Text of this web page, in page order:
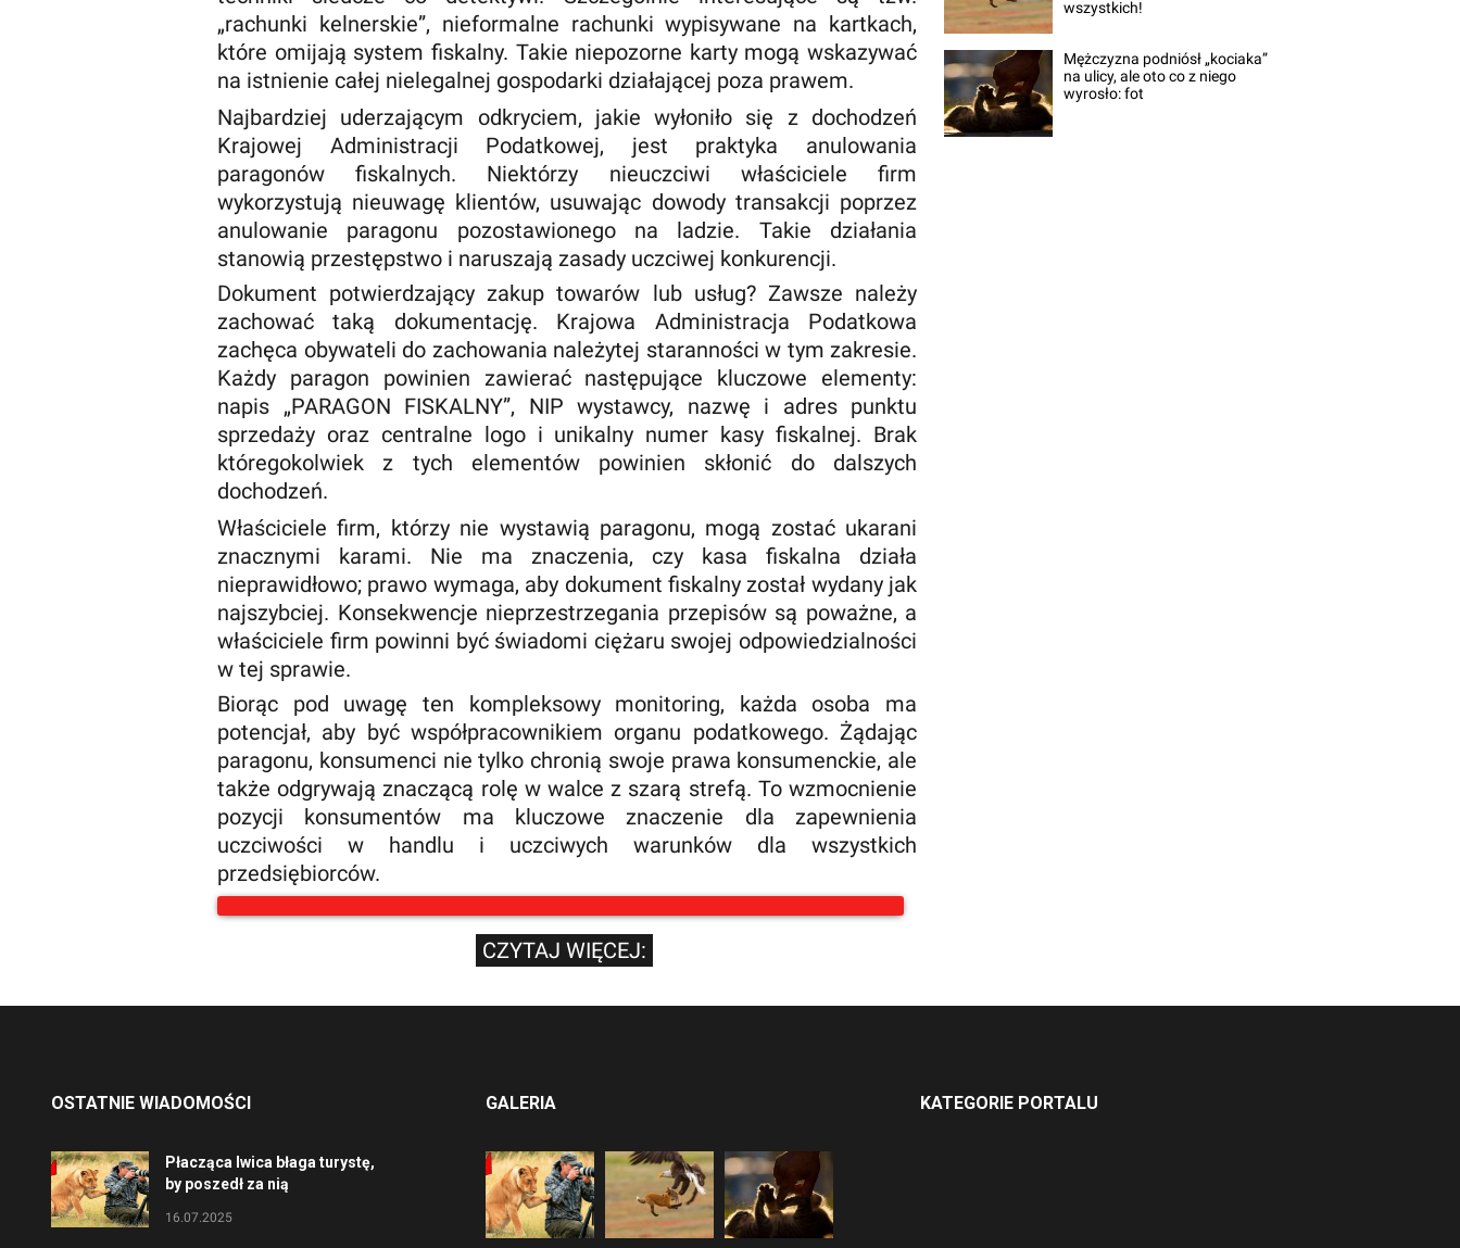
„rachunki kelnerskie”, nieformalne rachunki wypisywane na kartkach,
które omijają system fiskalny. Takie niepozorne karty mogą wskazywać
na istnienie całej nielegalnej gospodarki działającej poza prawem.
Najbardziej uderzającym odkryciem, jakie wyłoniło się z dochodzeń
Krajowej Administracji Podatkowej, jest praktyka anulowania
paragonów fiskalnych. Niektórzy nieuczciwi właściciele firm
wykorzystują nieuwagę klientów, usuwając dowody transakcji poprzez
anulowanie paragonu pozostawionego na ladzie. Takie działania
stanowią przestępstwo i naruszają zasady uczciwej konkurencji.
Dokument potwierdzający zakup towarów lub usług? Zawsze należy
zachować taką dokumentację. Krajowa Administracja Podatkowa
zachęca obywateli do zachowania należytej staranności w tym zakresie.
Każdy paragon powinien zawierać następujące kluczowe elementy:
napis „PARAGON FISKALNY”, NIP wystawcy, nazwę i adres punktu
sprzedaży oraz centralne logo i unikalny numer kasy fiskalnej. Brak
któregokolwiek z tych elementów powinien skłonić do dalszych
dochodzeń.
Właściciele firm, którzy nie wystawią paragonu, mogą zostać ukarani
znacznymi karami. Nie ma znaczenia, czy kasa fiskalna działa
nieprawidłowo; prawo wymaga, aby dokument fiskalny został wydany jak
najszybciej. Konsekwencje nieprzestrzegania przepisów są poważne, a
właściciele firm powinni być świadomi ciężaru swojej odpowiedzialności
w tej sprawie.
Biorąc pod uwagę ten kompleksowy monitoring, każda osoba ma
potencjał, aby być współpracownikiem organu podatkowego. Żądając
paragonu, konsumenci nie tylko chronią swoje prawa konsumenckie, ale
także odgrywają znaczącą rolę w walce z szarą strefą. To wzmocnienie
pozycji konsumentów ma kluczowe znaczenie dla zapewnienia
uczciwości w handlu i uczciwych warunków dla wszystkich
przedsiębiorców.
CZYTAJ WIĘCEJ:
wszystkich!
Mężczyzna podniósł „kociaka”
na ulicy, ale oto co z niego
wyrosło: fot
OSTATNIE WIADOMOŚCI
Płacząca lwica błaga turystę,
by poszedł za nią
16.07.2025
GALERIA KATEGORIE PORTALU